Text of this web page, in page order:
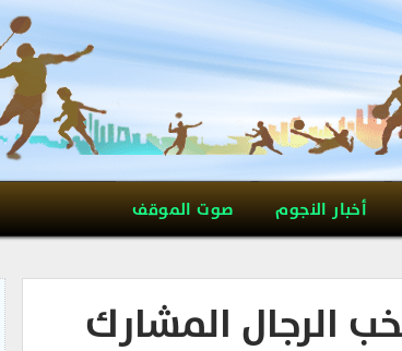
أخبار النجوم صوت الموقف
الرجال المشارك